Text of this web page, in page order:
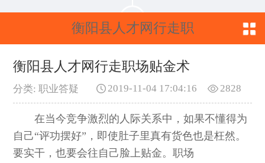
衡阳县人才网行走职
场贴金术
衡阳县人才网行走职场贴金术
分类: 职业答疑 2828
2019-11-04 17:04:16
在当今竞争激烈的人际关系中，如果不懂得为
自己“评功摆好”，即使肚子里真有货色也是枉然。
要实干，也要会往自己脸上贴金。职场